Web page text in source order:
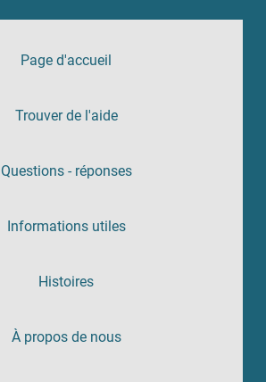
Page d'accueil
Trouver de l'aide
Questions - réponses
Informations utiles
Histoires
À propos de nous